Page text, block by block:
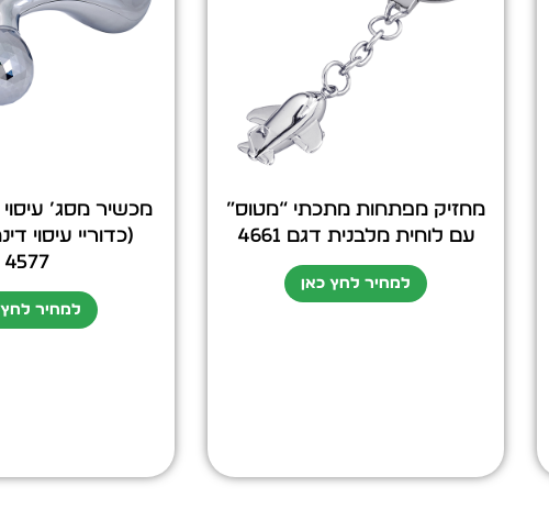
מחזיק מפתחות מתכתי “מטוס”
עם לוחית מלבנית דגם 4661
למחיר לחץ כאן
מכשיר מסג’ עיסוי
(כדוריי עיסוי
4577
למחיר לחץ